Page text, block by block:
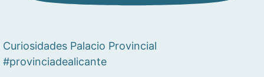
Curiosidades Palacio Provincial
#provinciadealicante